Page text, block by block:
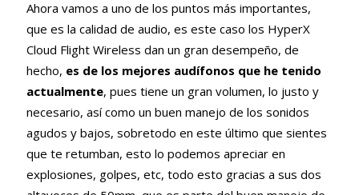
Ahora vamos a uno de los puntos más importantes,
que es la calidad de audio, es este caso los HyperX
Cloud Flight Wireless dan un gran desempeño, de
hecho, es de los mejores audífonos que he tenido
actualmente, pues tiene un gran volumen, lo justo y
necesario, así como un buen manejo de los sonidos
agudos y bajos, sobretodo en este último que sientes
que te retumban, esto lo podemos apreciar en
explosiones, golpes, etc, todo esto gracias a sus dos